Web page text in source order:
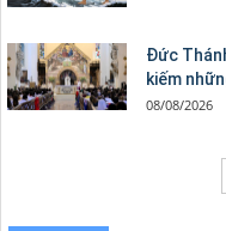
Đức
kiếm
08/08/2026